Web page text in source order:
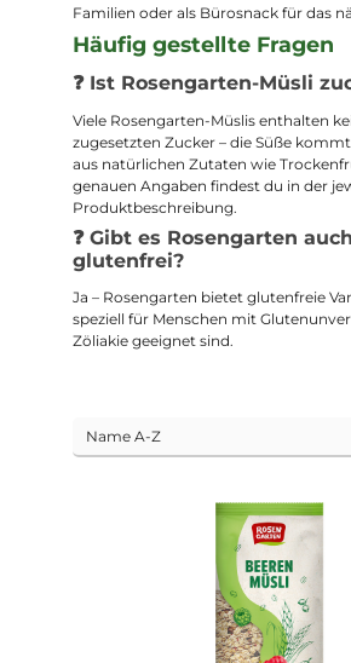
Familien oder als Bürosnack für das
Häufig gestellte Fragen
❓ Ist Rosengarten-Müsli
Viele Rosengarten-Müslis enthalten
zugesetzten Zucker – die Süße
aus natürlichen Zutaten wie
genauen Angaben findest du in der
Produktbeschreibung.
❓ Gibt es Rosengarten auch
glutenfrei?
Ja – Rosengarten bietet glutenfreie
speziell für Menschen mit
Zöliakie geeignet sind.